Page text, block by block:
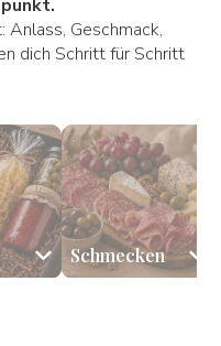
Geschmack,
dich Schritt für Schritt
Schmecken